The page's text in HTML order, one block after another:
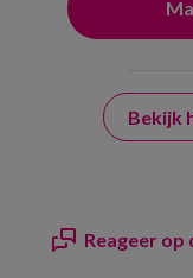
Bekijk
Reageer